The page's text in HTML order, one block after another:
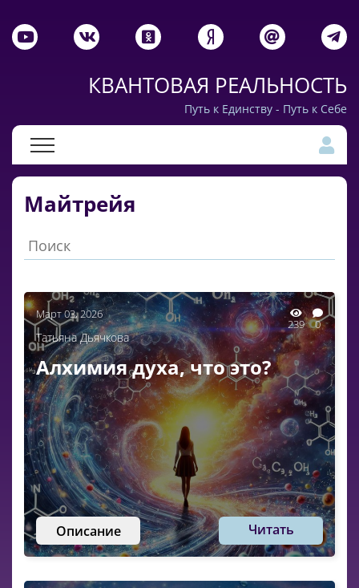
КВАНТОВАЯ РЕАЛЬНОСТЬ
Путь к Единству - Путь к Себе
Майтрейя
Март 03, 2026
239 0
Татьяна Дьячкова
Алхимия духа, что это?
Описание Читать